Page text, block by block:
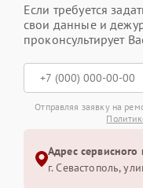
Если требуется
свои данные и
проконсультирует
Отправляя заявку на
Адрес сервисного
г. Севастополь,